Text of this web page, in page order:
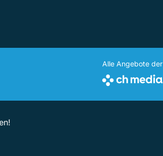
Alle Angebote der